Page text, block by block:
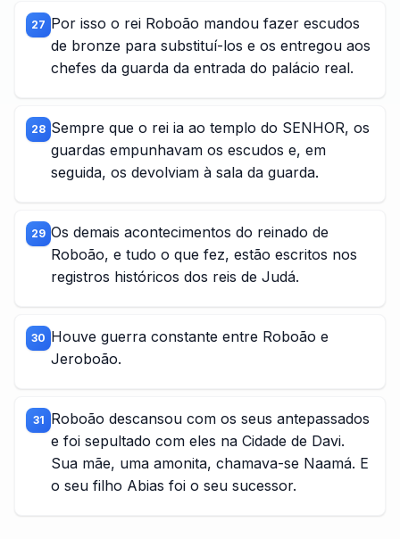
27 Por isso o rei Roboão mandou fazer escudos
de bronze para substituí-los e os entregou aos
chefes da guarda da entrada do palácio real.
28 Sempre que o rei ia ao templo do SENHOR, os
guardas empunhavam os escudos e, em
seguida, os devolviam à sala da guarda.
29 Os demais acontecimentos do reinado de
Roboão, e tudo o que fez, estão escritos nos
registros históricos dos reis de Judá.
30 Houve guerra constante entre Roboão e
Jeroboão.
31 Roboão descansou com os seus antepassados
e foi sepultado com eles na Cidade de Davi.
Sua mãe, uma amonita, chamava-se Naamá. E
o seu filho Abias foi o seu sucessor.